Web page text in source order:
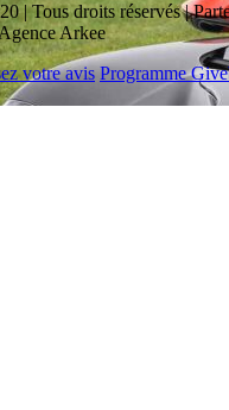
| Tous droits réservés |
Arkee
votre avis Programme